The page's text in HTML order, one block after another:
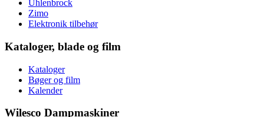
Uhlenbrock
Zimo
Elektronik tilbehør
Kataloger, blade og film
Kataloger
Bøger og film
Kalender
Wilesco Dampmaskiner